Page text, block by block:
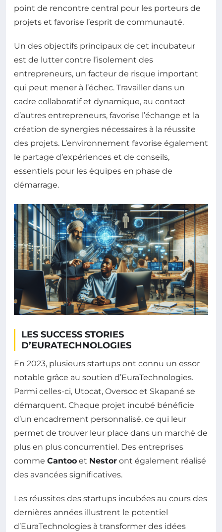
point de rencontre central pour les porteurs de
projets et favorise l’esprit de communauté.
Un des objectifs principaux de cet incubateur
est de lutter contre l’isolement des
entrepreneurs, un facteur de risque important
qui peut mener à l’échec. Travailler dans un
cadre collaboratif et dynamique, au contact
d’autres entrepreneurs, favorise l’échange et la
création de synergies nécessaires à la réussite
des projets. L’environnement favorise également
le partage d’expériences et de conseils,
essentiels pour les équipes en phase de
démarrage.
LES SUCCESS STORIES
D’EURATECHNOLOGIES
En 2023, plusieurs startups ont connu un essor
notable grâce au soutien d’EuraTechnologies.
Parmi celles-ci, Utocat, Oversoc et Skapané se
démarquent. Chaque projet incubé bénéficie
d’un encadrement personnalisé, ce qui leur
permet de trouver leur place dans un marché de
plus en plus concurrentiel. Des entreprises
comme Cantoo et Nestor ont également réalisé
des avancées significatives.
Les réussites des startups incubées au cours des
dernières années illustrent le potentiel
d’EuraTechnologies à transformer des idées